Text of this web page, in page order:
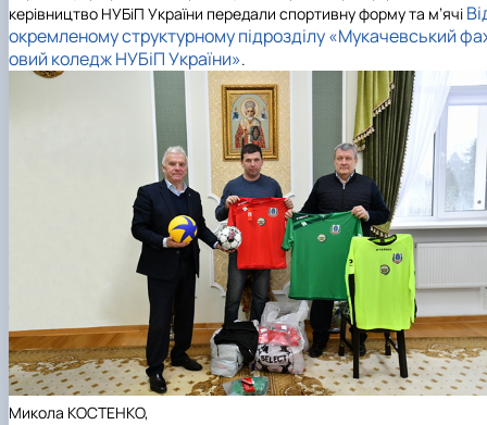
керівництво НУБіП України передали спортивну форму та м’ячі
окремленому структурному підрозділу «Мукачевський
овий коледж НУБіП України».
Микола КОСТЕНКО,